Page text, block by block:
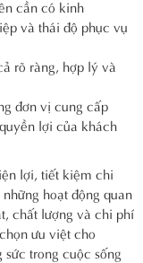
cần có kinh
và thái độ phục vụ
rõ ràng, hợp lý và
đơn vị cung cấp
lợi của khách
lợi, tiết kiệm chi
hoạt động quan
chất lượng và chi phí
ưu việt cho
trong cuộc sống